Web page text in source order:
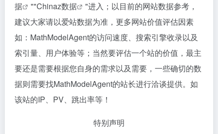
据
""Chinaz数据
"进入；以目前的网站数据参考，
建议大家请以爱站数据为准，更多网站价值评估因素
如：MathModelAgent的访问速度、搜索引擎收录以及
索引量、用户体验等；当然要评估一个站的价值，最主
要还是需要根据您自身的需求以及需要，一些确切的数
据则需要找MathModelAgent的站长进行洽谈提供。如
该站的IP、PV、跳出率等！
特别声明